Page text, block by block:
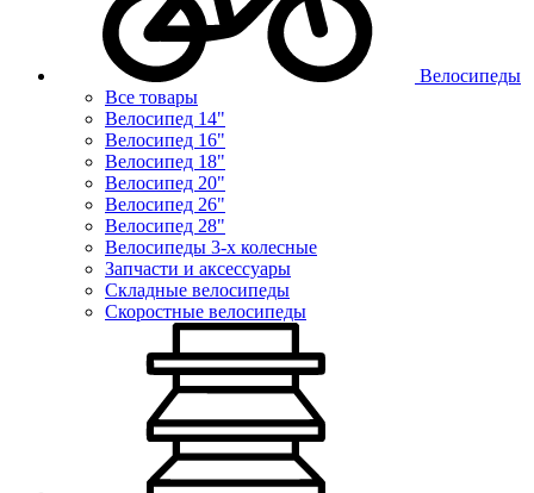
Велосипеды
Все товары
Велосипед 14"
Велосипед 16"
Велосипед 18"
Велосипед 20"
Велосипед 26"
Велосипед 28"
Велосипеды 3-х колесные
Запчасти и аксессуары
Складные велосипеды
Скоростные велосипеды